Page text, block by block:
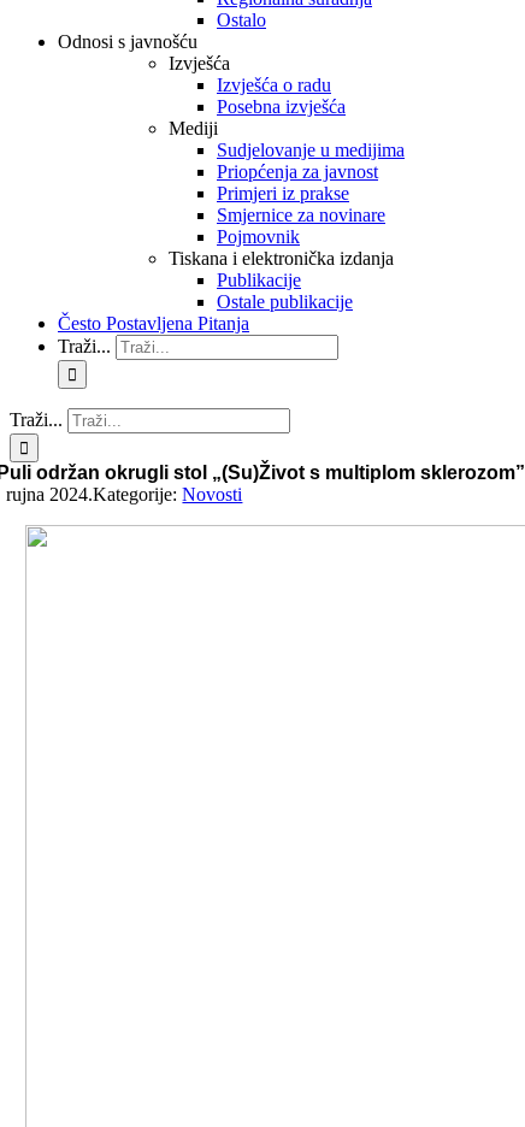
Ostalo
Odnosi s javnošću
Izvješća
Izvješća o radu
Posebna izvješća
Mediji
Sudjelovanje u medijima
Priopćenja za javnost
Primjeri iz prakse
Smjernice za novinare
Pojmovnik
Tiskana i elektronička izdanja
Publikacije
Ostale publikacije
Često Postavljena Pitanja
Traži...
Traži...
održan okrugli stol „(Su)Život s multiplom sklerozom”
rujna 2024.Kategorije:Novosti